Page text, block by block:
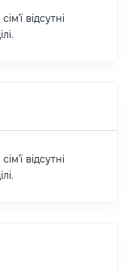
відсутні
відсутні